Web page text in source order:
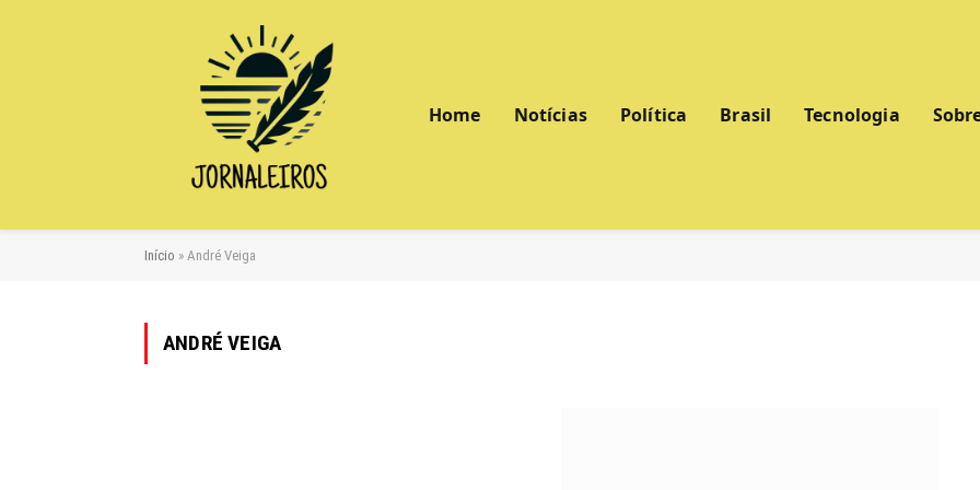
Home Notícias Política Brasil Tecnologia
Início » André Veiga
ANDRÉ VEIGA